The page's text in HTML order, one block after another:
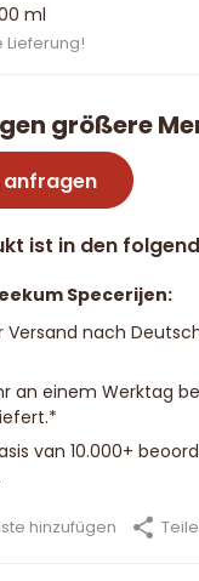
ml
Lieferung!
größere
ist in den
Specerijen:
Versand nach
an einem Werktag
van 10.000+
hinzufügen